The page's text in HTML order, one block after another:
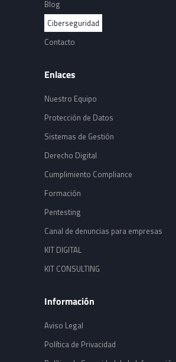
Blog
Ciberseguridad
Contacto
Enlaces
Nuestro Equipo
Protección de Datos
Sistemas de Gestión
Derecho Digital
Cumplimiento Compliance
Formación
Pentesting
Canal de denuncias para empresas
KIT DIGITAL
KIT CONSULTING
Información
Aviso Legal
Política de Privacidad